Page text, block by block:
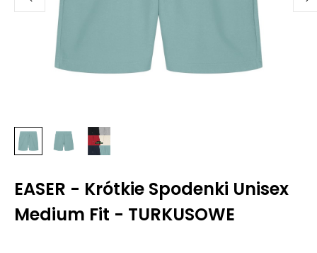
EASER - Krótkie Spodenki Unisex
Medium Fit - TURKUSOWE